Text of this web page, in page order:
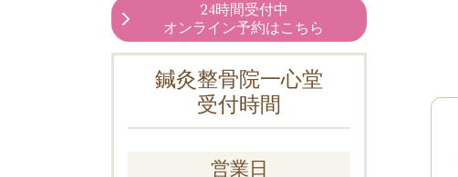
24時間受付中
オンライン予約はこちら
鍼灸整骨院一心堂
受付時間
営業日